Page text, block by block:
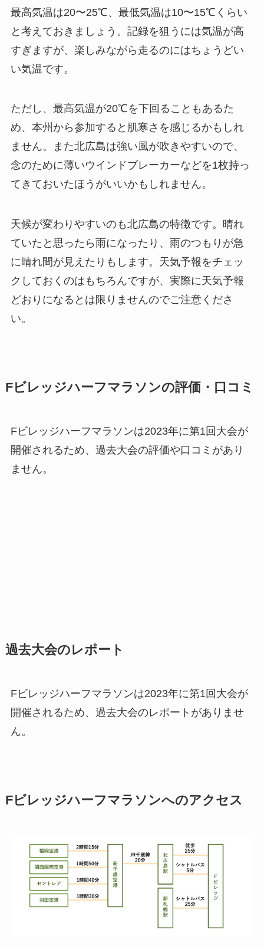
最高気温は20〜25℃、最低気温は10〜15℃くらい
と考えておきましょう。記録を狙うには気温が高
すぎますが、楽しみながら走るのにはちょうどい
い気温です。
ただし、最高気温が20℃を下回ることもあるた
め、本州から参加すると肌寒さを感じるかもしれ
ません。また北広島は強い風が吹きやすいので、
念のために薄いウインドブレーカーなどを1枚持っ
てきておいたほうがいいかもしれません。
天候が変わりやすいのも北広島の特徴です。晴れ
ていたと思ったら雨になったり、雨のつもりが急
に晴れ間が見えたりもします。天気予報をチェッ
クしておくのはもちろんですが、実際に天気予報
どおりになるとは限りませんのでご注意くださ
い。
Fビレッジハーフマラソンの評価・口コミ
Fビレッジハーフマラソンは2023年に第1回大会が
開催されるため、過去大会の評価や口コミがあり
ません。
過去大会のレポート
Fビレッジハーフマラソンは2023年に第1回大会が
開催されるため、過去大会のレポートがありませ
ん。
Fビレッジハーフマラソンへのアクセス